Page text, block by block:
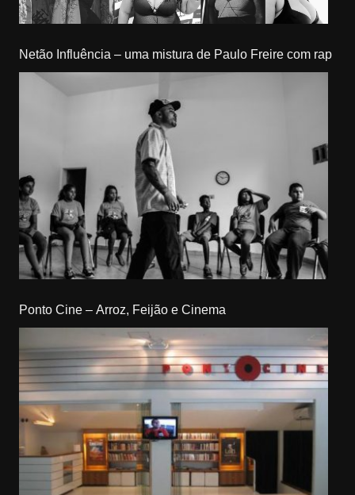
Netão Influência – uma mistura de Paulo Freire com rap
Ponto Cine – Arroz, Feijão e Cinema